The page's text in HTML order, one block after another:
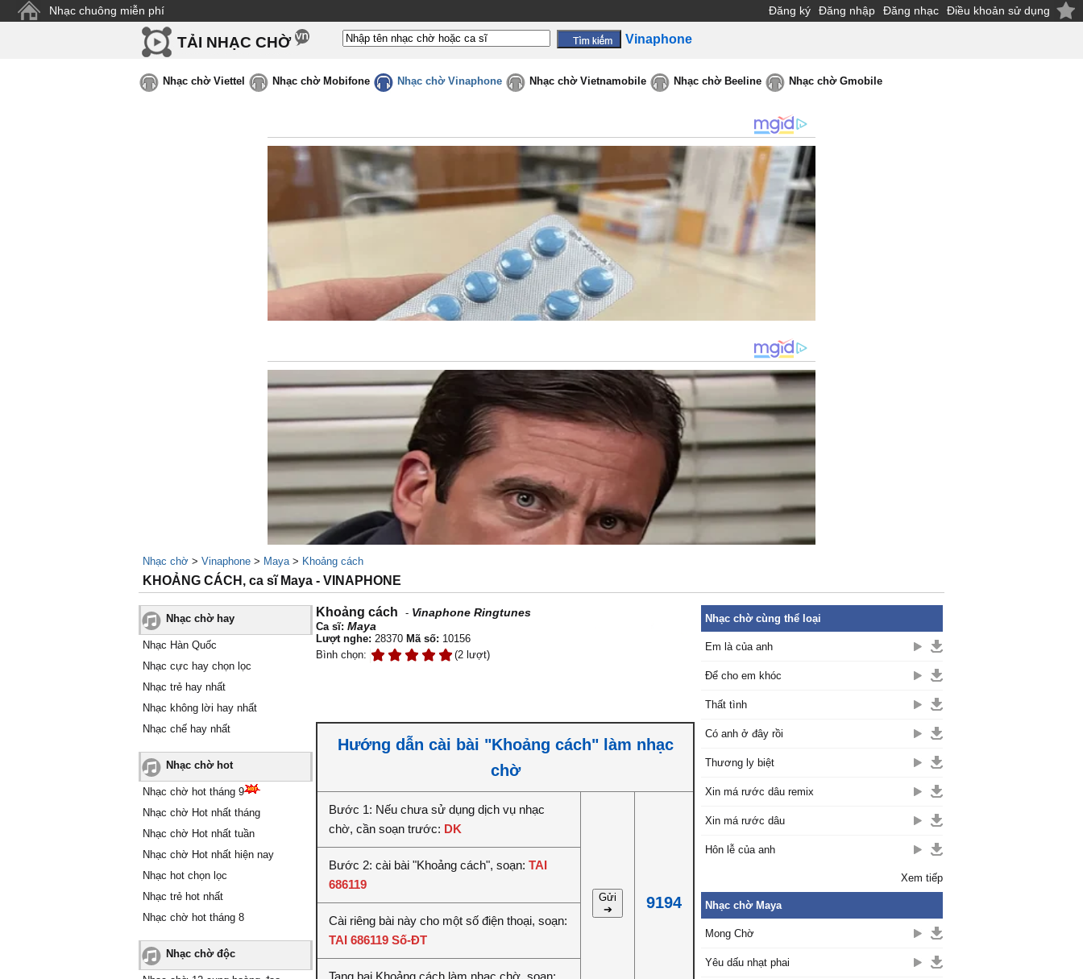
Nhạc chuông miễn phí Đăng ký Đăng nhập Đăng nhạc Điều khoản sử dụng
TẢI NHẠC CHỜ Vinaphone
Nhạc chờ Viettel Nhạc chờ Mobifone Nhạc chờ Vinaphone Nhạc chờ Vietnamobile Nhạc chờ Beeline Nhạc chờ Gmobile
Nhạc chờ > Vinaphone > Maya> Khoảng cách
KHOẢNG CÁCH, ca sĩ Maya - VINAPHONE
Nhạc chờ hay
Nhạc Hàn Quốc
Nhạc cực hay chọn lọc
Nhạc trẻ hay nhất
Nhạc không lời hay nhất
Nhạc chế hay nhất
Nhạc chờ hot
Nhạc chờ hot tháng 9
Nhạc chờ Hot nhất tháng
Nhạc chờ Hot nhất tuần
Nhạc chờ Hot nhất hiện nay
Nhạc hot chọn lọc
Nhạc trẻ hot nhất
Nhạc chờ hot tháng 8
Nhạc chờ độc
Khoảng cách - Vinaphone Ringtunes
Ca sĩ: Maya
Lượt nghe: 28370 Mã số: 10156
Bình chọn:
(2 lượt)
Hướng dẫn cài bài "Khoảng cách" làm nhạc
chờ
Bước 1: Nếu chưa sử dụng dịch vụ nhạc
chờ, cần soạn trước: DK
Gửi
➔
9194
Bước 2: cài bài "Khoảng cách", soạn: TAI
686119
Cài riêng bài này cho một số điện thoại, soạn:
TAI 686119 Số-ĐT
Tang bai Khoảng cách làm nhạc chờ, soạn:
Nhạc chờ cùng thể loại
Em là của anh
Để cho em khóc
Thất tình
Có anh ở đây rồi
Thương ly biệt
Xin má rước dâu remix
Xin má rước dâu
Hôn lễ của anh
Xem tiếp
Nhạc chờ Maya
Mong Chờ
Yêu dấu nhạt phai